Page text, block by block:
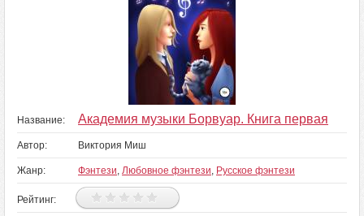
Название: Академия музыки Борвуар. Книга первая
Автор: Виктория Миш
Жанр: Фэнтези, Любовное фэнтези, Русское фэнтези
Рейтинг: